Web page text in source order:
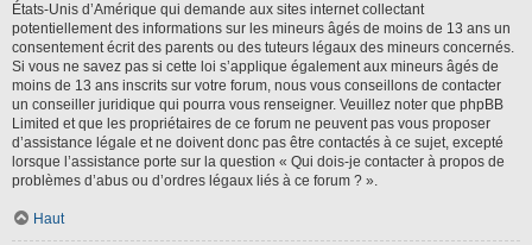
États-Unis d’Amérique qui demande aux sites internet collectant
potentiellement des informations sur les mineurs âgés de moins de 13 ans un
consentement écrit des parents ou des tuteurs légaux des mineurs concernés.
Si vous ne savez pas si cette loi s’applique également aux mineurs âgés de
moins de 13 ans inscrits sur votre forum, nous vous conseillons de contacter
un conseiller juridique qui pourra vous renseigner. Veuillez noter que phpBB
Limited et que les propriétaires de ce forum ne peuvent pas vous proposer
d’assistance légale et ne doivent donc pas être contactés à ce sujet, excepté
lorsque l’assistance porte sur la question « Qui dois-je contacter à propos de
problèmes d’abus ou d’ordres légaux liés à ce forum ? ».
Haut